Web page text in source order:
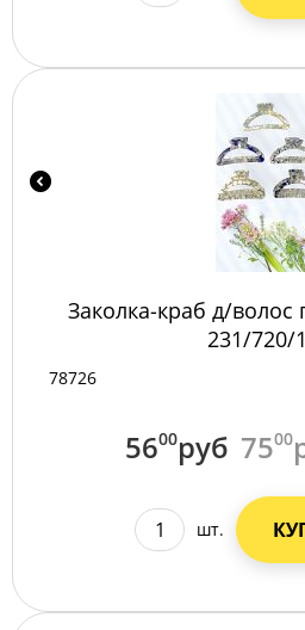
Заколка-краб д/волос
231/720/
78726
5600руб 7500
шт.